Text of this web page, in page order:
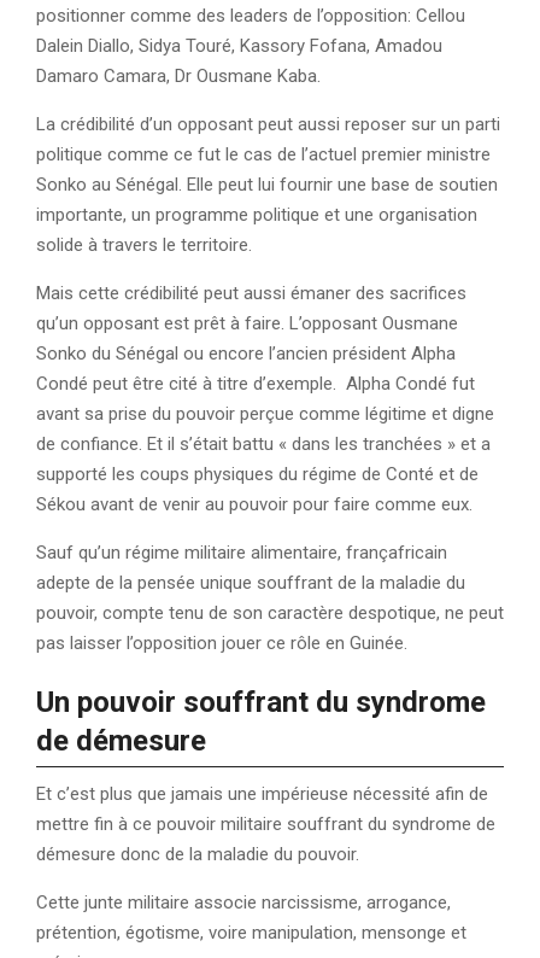
positionner comme des leaders de l’opposition: Cellou
Dalein Diallo, Sidya Touré, Kassory Fofana, Amadou
Damaro Camara, Dr Ousmane Kaba.
La crédibilité d’un opposant peut aussi reposer sur un parti
politique comme ce fut le cas de l’actuel premier ministre
Sonko au Sénégal. Elle peut lui fournir une base de soutien
importante, un programme politique et une organisation
solide à travers le territoire.
Mais cette crédibilité peut aussi émaner des sacrifices
qu’un opposant est prêt à faire. L’opposant Ousmane
Sonko du Sénégal ou encore l’ancien président Alpha
Condé peut être cité à titre d’exemple. Alpha Condé fut
avant sa prise du pouvoir perçue comme légitime et digne
de confiance. Et il s’était battu « dans les tranchées » et a
supporté les coups physiques du régime de Conté et de
Sékou avant de venir au pouvoir pour faire comme eux.
Sauf qu’un régime militaire alimentaire, françafricain
adepte de la pensée unique souffrant de la maladie du
pouvoir, compte tenu de son caractère despotique, ne peut
pas laisser l’opposition jouer ce rôle en Guinée.
Un pouvoir souffrant du syndrome
de démesure
Et c’est plus que jamais une impérieuse nécessité afin de
mettre fin à ce pouvoir militaire souffrant du syndrome de
démesure donc de la maladie du pouvoir.
Cette junte militaire associe narcissisme, arrogance,
prétention, égotisme, voire manipulation, mensonge et